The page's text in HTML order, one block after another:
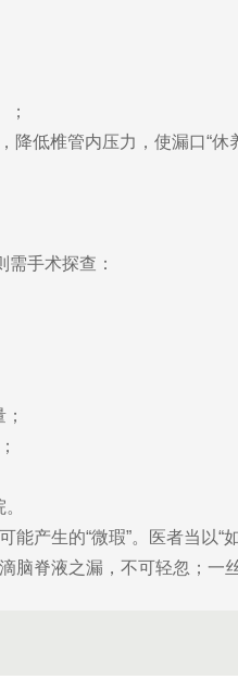
低椎管内压力，使漏口“休
手术探查：
产生的“微瑕”。医者当以
脑脊液之漏，不可轻忽；一